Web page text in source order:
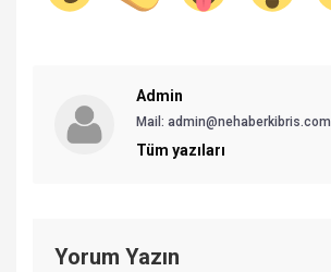
Admin
Mail: admin@nehaberkibris.com
Tüm yazıları
Yorum Yazın